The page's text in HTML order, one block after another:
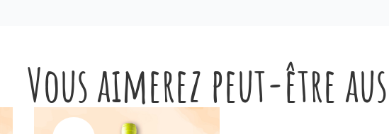
Vous aimerez peut-être